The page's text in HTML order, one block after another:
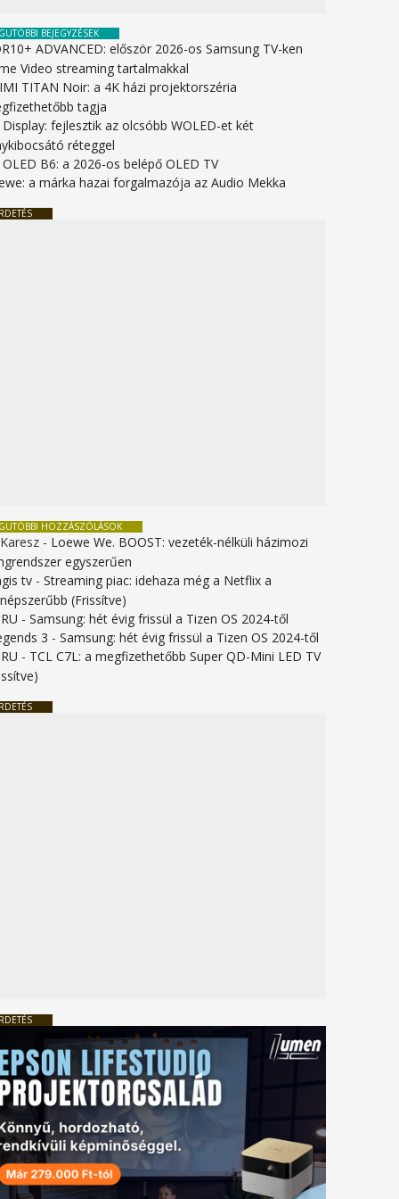
BEJEGYZÉSEK
ADVANCED: először 2026-os Samsung TV-ken
Video streaming tartalmakkal
TITAN Noir: a 4K házi projektorszéria
tagja
Display: fejlesztik az olcsóbb WOLED-et két
réteggel
OLED B6: a 2026-os belépő OLED TV
a márka hazai forgalmazója az Audio Mekka
HOZZÁSZÓLÁSOK
- Loewe We. BOOST: vezeték-nélküli házimozi
egyszerűen
tv -Streaming piac: idehaza még a Netflix a
(Frissítve)
-Samsung: hét évig frissül a Tizen OS 2024-től
3 -Samsung: hét évig frissül a Tizen OS 2024-től
- TCL C7L: a megfizethetőbb Super QD-Mini LED TV